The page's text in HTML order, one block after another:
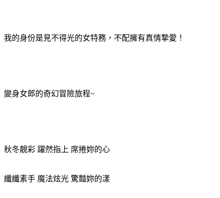
我的身份是見不得光的女特務，不配擁有真情摯愛！
變身女郎的奇幻冒險旅程~
秋冬靚彩 躍然指上 席捲妳的心
纖纖素手 魔法炫光 驚豔妳的漾